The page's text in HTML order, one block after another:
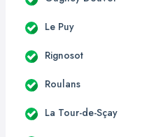
Le Puy
Rignosot
Roulans
La Tour-de-Sçay